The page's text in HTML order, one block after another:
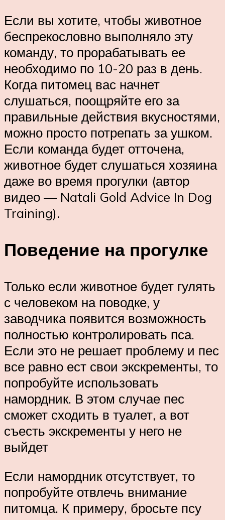
Если вы хотите, чтобы животное
беспрекословно выполняло эту
команду, то прорабатывать ее
необходимо по 10-20 раз в день.
Когда питомец вас начнет
слушаться, поощряйте его за
правильные действия вкусностями,
можно просто потрепать за ушком.
Если команда будет отточена,
животное будет слушаться хозяина
даже во время прогулки (автор
видео — Natali Gold Advice In Dog
Training).
Поведение на прогулке
Только если животное будет гулять
с человеком на поводке, у
заводчика появится возможность
полностью контролировать пса.
Если это не решает проблему и пес
все равно ест свои экскременты, то
попробуйте использовать
намордник. В этом случае пес
сможет сходить в туалет, а вот
съесть экскременты у него не
выйдет
Если намордник отсутствует, то
попробуйте отвлечь внимание
питомца. К примеру, бросьте псу